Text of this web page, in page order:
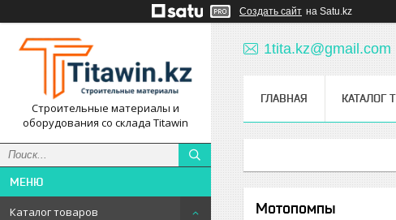
Создать сайт на Satu.kz
Строительные материалы и
оборудования со склада Titawin
Каталог товаров
1tita.kz@gmail.com
ГЛАВНАЯ КАТАЛОГ
Мотопомпы